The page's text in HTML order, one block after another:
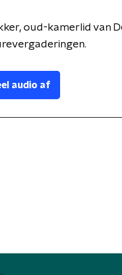
oud-kamerlid van
audio af